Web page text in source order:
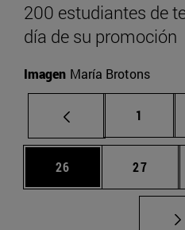
200 estudiantes de
día de su promoción
Imagen María Brotons
Página
1
Página
26 Página
27